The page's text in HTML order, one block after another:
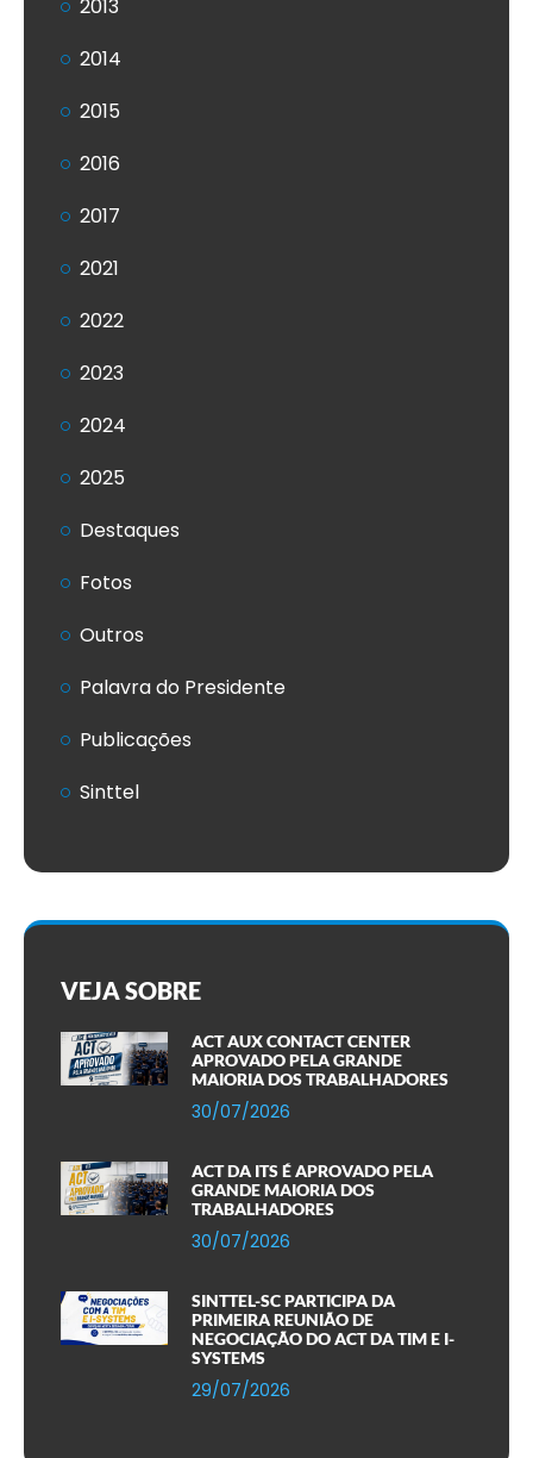
2013
2014
2015
2016
2017
2021
2022
2023
2024
2025
Destaques
Fotos
Outros
Palavra do Presidente
Publicações
Sinttel
VEJA SOBRE
ACT AUX CONTACT CENTER
APROVADO PELA GRANDE
MAIORIA DOS TRABALHADORES
30/07/2026
ACT DA ITS É APROVADO PELA
GRANDE MAIORIA DOS
TRABALHADORES
30/07/2026
SINTTEL-SC PARTICIPA DA
PRIMEIRA REUNIÃO DE
NEGOCIAÇÃO DO ACT DA TIM E I-
SYSTEMS
29/07/2026